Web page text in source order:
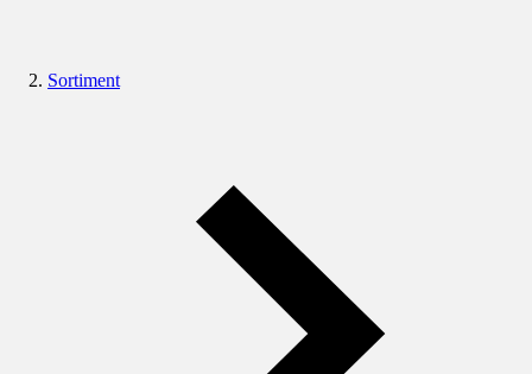
Sortiment